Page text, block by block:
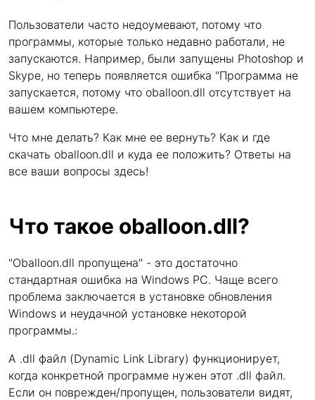
Пользователи часто недоумевают, потому что
программы, которые только недавно работали, не
запускаются. Например, были запущены Photoshop и
Skype, но теперь появляется ошибка "Программа не
запускается, потому что oballoon.dll отсутствует на
вашем компьютере.
Что мне делать? Как мне ее вернуть? Как и где
скачать oballoon.dll и куда ее положить? Ответы на
все ваши вопросы здесь!
Что такое oballoon.dll?
"Oballoon.dll пропущена" - это достаточно
стандартная ошибка на Windows PC. Чаще всего
проблема заключается в установке обновления
Windows и неудачной установке некоторой
программы.:
A .dll файл (Dynamic Link Library) функционирует,
когда конкретной программе нужен этот .dll файл.
Если он поврежден/пропущен, пользователи видят,